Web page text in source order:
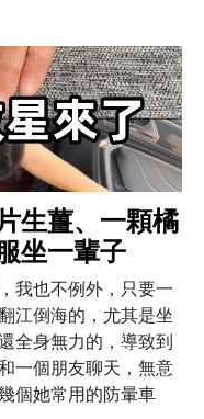
生薑、一顆橘
坐一輩子
我也不例外，只要一
江倒海的，尤其是坐
全身無力的，導致到
一個朋友聊天，無意
個她常用的防暈車